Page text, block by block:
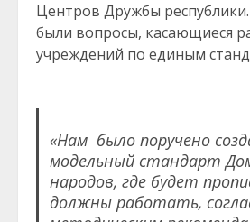
Центров Дружбы
были вопросы, касающиеся
учреждений по единым
«Нам было поручено
модельный стандарт
народов, где будет
должны работать,